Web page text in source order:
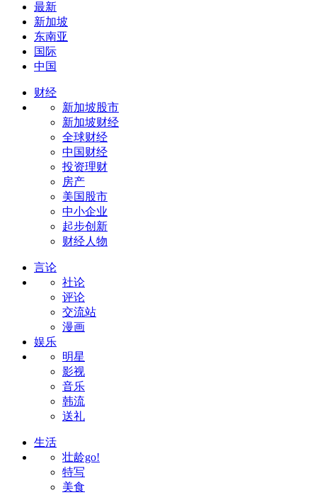
最新
新加坡
东南亚
国际
中国
财经
新加坡股市
新加坡财经
全球财经
中国财经
投资理财
房产
美国股市
中小企业
起步创新
财经人物
言论
社论
评论
交流站
漫画
娱乐
明星
影视
音乐
韩流
送礼
生活
壮龄go!
特写
美食